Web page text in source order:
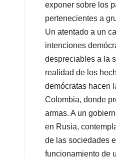
exponer sobre los
pertenecientes a
Un atentado a un
intenciones
despreciables a la
realidad de los
demócratas hacen
Colombia, donde
armas. A un
en Rusia,
de las sociedades
funcionamiento de